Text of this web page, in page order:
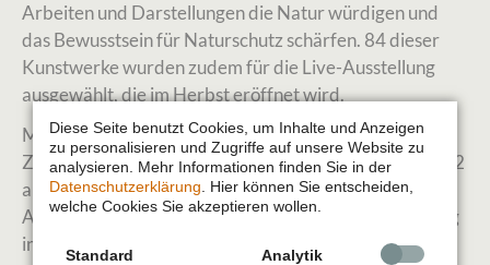
Arbeiten und Darstellungen die Natur würdigen und
das Bewusstsein für Naturschutz schärfen. 84 dieser
Kunstwerke wurden zudem für die Live-Ausstellung
ausgewählt, die im Herbst eröffnet wird.
Mein Scratchboard "On Guard", das ein Columbia
Ziesel zeigt, wurde für die AFC-Jahresausstellung 2022
ausgewählt und es ist mir eine Ehre, dass ich meine
Arbeit bereits zum vierten Mal in der LIVE-Ausstellung
in Vancouver präsentieren darf.
Diese Seite benutzt Cookies, um Inhalte und Anzeigen
zu personalisieren und Zugriffe auf unsere Website zu
analysieren. Mehr Informationen finden Sie in der
Datenschutzerklärung . Hier können Sie entscheiden,
welche Cookies Sie akzeptieren wollen.
Standard Analytik